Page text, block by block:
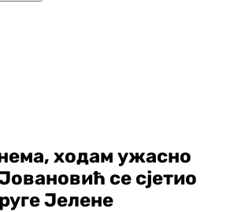
ходам ужасно
се сјетио
Јелене